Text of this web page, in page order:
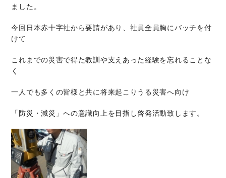
ました。
今回日本赤十字社から要請があり、社員全員胸にバッチを付
けて
これまでの災害で得た教訓や支えあった経験を忘れることな
く
一人でも多くの皆様と共に将来起こりうる災害へ向け
「防災・減災」への意識向上を目指し啓発活動致します。